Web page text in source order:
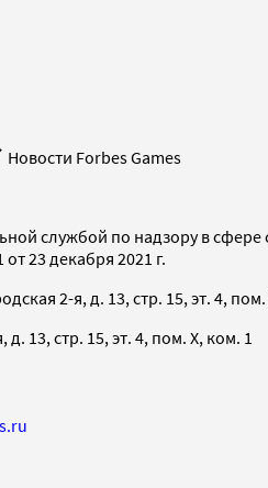
Новости Forbes Games
службой по надзору в
23 декабря 2021 г.
2-я, д. 13, стр. 15, эт. 4, пом.
13, стр. 15, эт. 4, пом. X, ком. 1